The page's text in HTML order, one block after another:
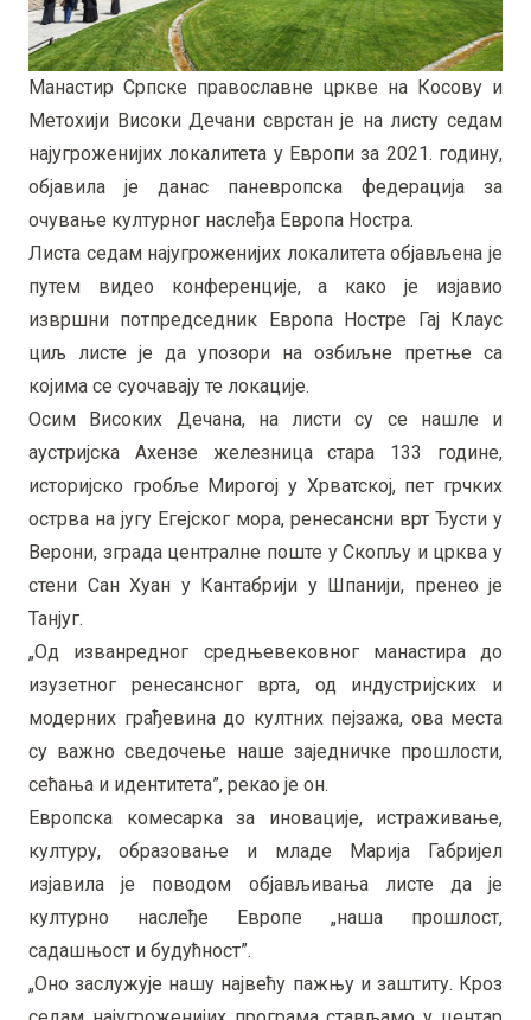
Манастир Српске православне цркве на Косову и
Метохији Високи Дечани сврстан је на листу седам
најугроженијих локалитета у Европи за 2021. годину,
објавила је данас паневропска федерација за
очување културног наслеђа Европа Ностра.
Листа седам најугроженијих локалитета објављена је
путем видео конференције, а како је изјавио
извршни потпредседник Европа Ностре Гај Клаус
циљ листе је да упозори на озбиљне претње са
којима се суочавају те локације.
Осим Високих Дечана, на листи су се нашле и
аустријска Ахензе железница стара 133 године,
историјско гробље Мирогој у Хрватској, пет грчких
острва на југу Егејског мора, ренесансни врт Ђусти у
Верони, зграда централне поште у Скопљу и црква у
стени Сан Хуан у Кантабрији у Шпанији, пренео је
Танјуг.
„Од изванредног средњевековног манастира до
изузетног ренесансног врта, од индустријских и
модерних грађевина до култних пејзажа, ова места
су важно сведочење наше заједничке прошлости,
сећања и идентитета”, рекао је он.
Европска комесарка за иновације, истраживање,
културу, образовање и младе Марија Габријел
изјавила је поводом објављивања листе да је
културно наслеђе Европе „наша прошлост,
садашњост и будућност”.
„Оно заслужује нашу највећу пажњу и заштиту. Кроз